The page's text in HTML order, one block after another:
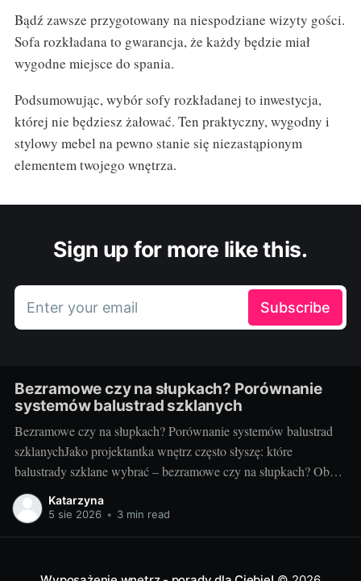
Bądź zawsze przygotowany na niespodziane wizyty gości.
Sofa rozkładana to gwarancja, że każdy będzie miał
wygodne miejsce do spania.
Podsumowując, wybór sofy rozkładanej to inwestycja,
której nie będziesz żałować. Ten praktyczny, wygodny i
stylowy mebel na pewno stanie się niezastąpionym
elementem twojego wnętrza.
Sign up for more like this.
Enter your email Subscribe
Bezramowe czy na słupkach? Porównanie
systemów balustrad szklanych
Bezramowe czy na słupkach? Porównanie systemów balustrad
szklanychJako projektantka wnętrz często słyszę: które
balustrady szklane wybrać – bezramowe czy na słupkach? Oba
systemy potrafią wyglądać zjawiskowo i podnieść wartość
nieruchomości, ale różnią się konstrukcją, montażem i
Czym
Katarzyna
5 sie 2026 • 3 min read